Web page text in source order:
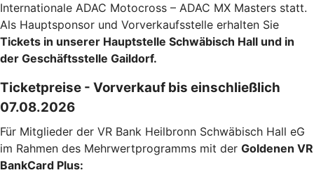
Internationale ADAC Motocross – ADAC MX Masters statt.
Als Hauptsponsor und Vorverkaufsstelle erhalten Sie
Tickets in unserer Hauptstelle Schwäbisch Hall und in
der Geschäftsstelle Gaildorf.
Ticketpreise - Vorverkauf bis einschließlich
07.08.2026
Für Mitglieder der VR Bank Heilbronn Schwäbisch Hall eG
im Rahmen des Mehrwertprogramms mit der Goldenen VR
BankCard Plus: